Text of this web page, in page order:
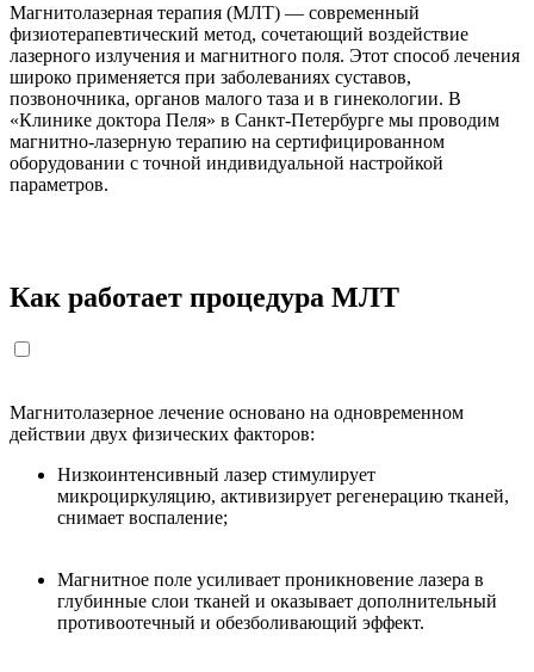
Магнитолазерная терапия (МЛТ) — современный
физиотерапевтический метод, сочетающий воздействие
лазерного излучения и магнитного поля. Этот способ лечения
широко применяется при заболеваниях суставов,
позвоночника, органов малого таза и в гинекологии. В
«Клинике доктора Пеля» в Санкт-Петербурге мы проводим
магнитно-лазерную терапию на сертифицированном
оборудовании с точной индивидуальной настройкой
параметров.
Как работает процедура МЛТ
Магнитолазерное лечение основано на одновременном
действии двух физических факторов:
Низкоинтенсивный лазер стимулирует
микроциркуляцию, активизирует регенерацию тканей,
снимает воспаление;
Магнитное поле усиливает проникновение лазера в
глубинные слои тканей и оказывает дополнительный
противоотечный и обезболивающий эффект.